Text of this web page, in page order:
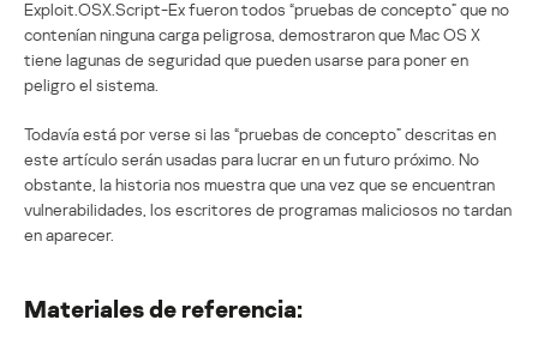
Exploit.OSX.Script-Ex fueron todos “pruebas de concepto” que no
contenían ninguna carga peligrosa, demostraron que Mac OS X
tiene lagunas de seguridad que pueden usarse para poner en
peligro el sistema.
Todavía está por verse si las “pruebas de concepto” descritas en
este artículo serán usadas para lucrar en un futuro próximo. No
obstante, la historia nos muestra que una vez que se encuentran
vulnerabilidades, los escritores de programas maliciosos no tardan
en aparecer.
Materiales de referencia: